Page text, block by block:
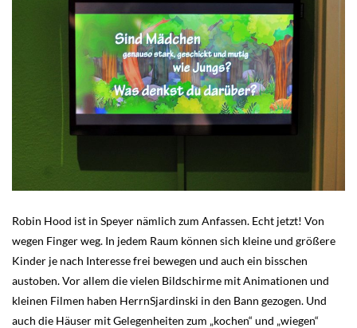
Robin Hood ist in Speyer nämlich zum Anfassen. Echt jetzt! Von
wegen Finger weg. In jedem Raum können sich kleine und größere
Kinder je nach Interesse frei bewegen und auch ein bisschen
austoben. Vor allem die vielen Bildschirme mit Animationen und
kleinen Filmen haben HerrnSjardinski in den Bann gezogen. Und
auch die Häuser mit Gelegenheiten zum „kochen“ und „wiegen“